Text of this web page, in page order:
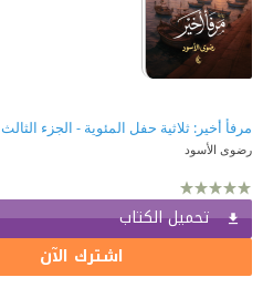
مرفأ أخير: ثلاثية حفل المئوية - الجزء الثالث
رضوى الأسود
تحميل الكتاب
اشترك الآن